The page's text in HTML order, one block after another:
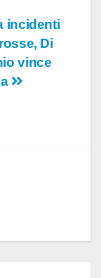
incidenti
Di
vince